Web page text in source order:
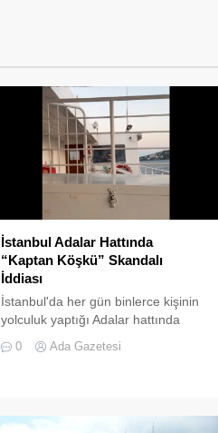
İstanbul Adalar Hattında
“Kaptan Köşkü” Skandalı
İddiası
İstanbul'da her gün binlerce kişinin
yolculuk yaptığı Adalar hattında
da pes" dedirtti
0 Ada Gazetesi